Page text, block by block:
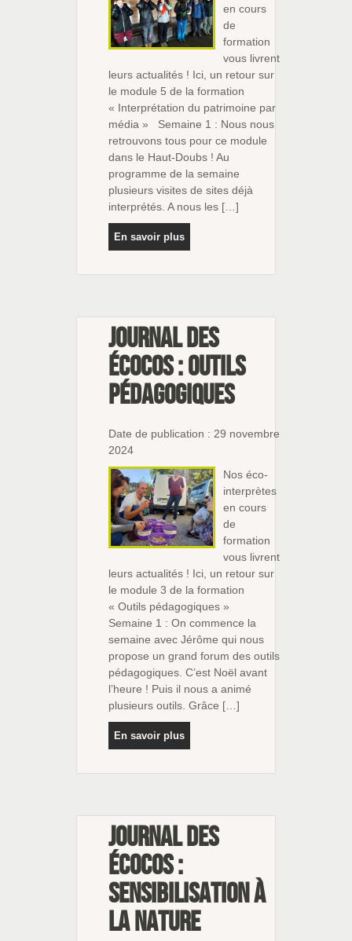
en cours
de
formation
vous livrent
leurs actualités ! Ici, un retour sur
le module 5 de la formation
« Interprétation du patrimoine par
média » Semaine 1 : Nous nous
retrouvons tous pour ce module
dans le Haut-Doubs ! Au
programme de la semaine
plusieurs visites de sites déjà
interprétés. A nous les […]
En savoir plus
Journal des
écocos : outils
pédagogiques
Date de publication : 29 novembre
2024
Nos éco-
interprètes
en cours
de
formation
vous livrent
leurs actualités ! Ici, un retour sur
le module 3 de la formation
« Outils pédagogiques »
Semaine 1 : On commence la
semaine avec Jérôme qui nous
propose un grand forum des outils
pédagogiques. C’est Noël avant
l’heure ! Puis il nous a animé
plusieurs outils. Grâce […]
En savoir plus
Journal des
écocos :
Sensibilisation à
la nature